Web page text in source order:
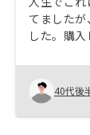
てました
した。購
トも細か
くれました
40代後